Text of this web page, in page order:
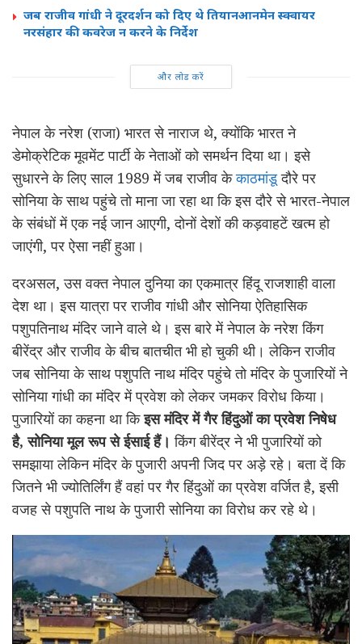
जब राजीव गांधी ने दूरदर्शन को दिए थे तियानआनमेन स्क्वायर
नरसंहार की कवरेज न करने के निर्देश
और लोड करें
नेपाल के नरेश (राजा) भारत से नाराज थे, क्योंकि भारत ने
डेमोक्रेटिक मूवमेंट पार्टी के नेताओं को समर्थन दिया था। इसे
सुधारने के लिए साल 1989 में जब राजीव केकाठमांडूदौरे पर
सोनिया के साथ पहुंचे तो माना जा रहा था कि इस दौरे से भारत-नेपाल
के संबंधों में एक नई जान आएगी, दोनों देशों की कड़वाहटें खत्म हो
जाएंगी, पर ऐसा नहीं हुआ।
दरअसल, उस वक्त नेपाल दुनिया का एकमात्र हिंदू राजशाही वाला
देश था। इस यात्रा पर राजीव गांधी और सोनिया ऐतिहासिक
पशुपतिनाथ मंदिर जाने वाले थे। इस बारे में नेपाल के नरेश किंग
बीरेंद्र और राजीव के बीच बातचीत भी हो चुकी थी। लेकिन राजीव
जब सोनिया के साथ पशुपति नाथ मंदिर पहुंचे तो मंदिर के पुजारियों ने
सोनिया गांधी का मंदिर में प्रवेश को लेकर जमकर विरोध किया।
पुजारियों का कहना था किइस मंदिर में गैर हिंदुओं का प्रवेश निषेध
है, सोनिया मूल रूप से ईसाई हैं।किंग बीरेंद्र ने भी पुजारियों को
समझाया लेकिन मंदिर के पुजारी अपनी जिद पर अड़े रहे। बता दें कि
जितने भी ज्योतिर्लिंग हैं वहां पर गैर हिंदुओं का प्रवेश वर्जित है, इसी
वजह से पशुपति नाथ के पुजारी सोनिया का विरोध कर रहे थे।